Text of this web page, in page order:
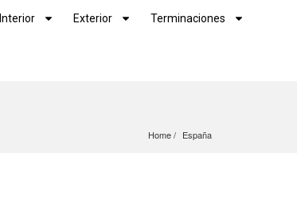
Interior Exterior Terminaciones
Home España